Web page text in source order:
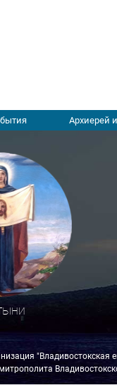
Архиерей